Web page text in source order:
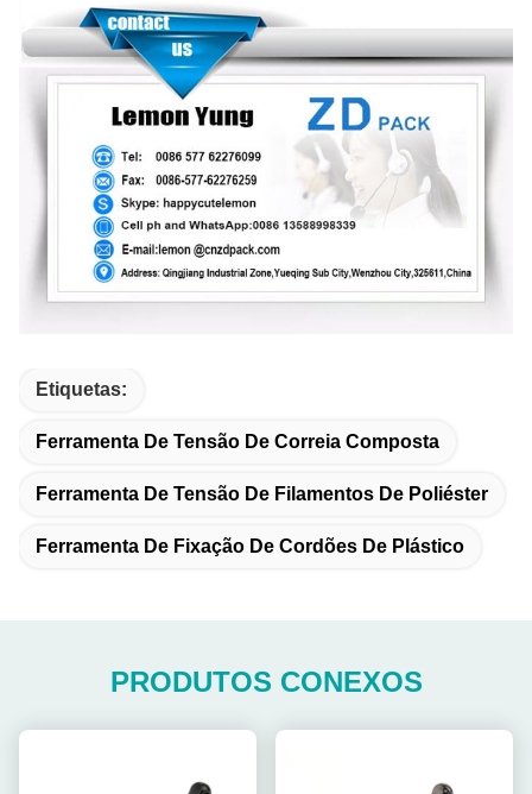
Etiquetas:
Ferramenta De Tensão De Correia Composta
Ferramenta De Tensão De Filamentos De Poliéster
Ferramenta De Fixação De Cordões De Plástico
PRODUTOS CONEXOS